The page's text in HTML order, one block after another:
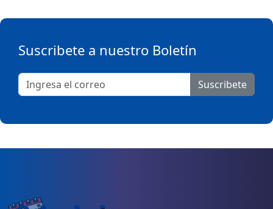
Suscribete a nuestro Boletín
Suscribete